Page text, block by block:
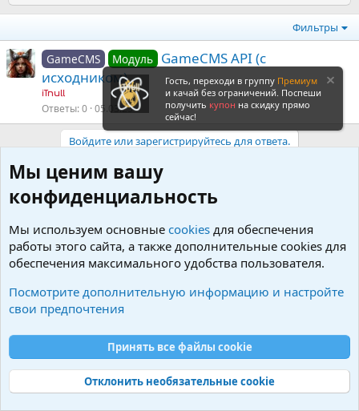
Фильтры
GameCMS Модуль GameCMS API (с
исходником)
iTnull
Ответы 0 05.03.25
Войдите или зарегистрируйтесь для ответа.
Гость, переходи в группу Премиум
и качай без ограничений. Поспеши
получить купон на скидку прямо
сейчас!
Мы ценим вашу
конфиденциальность
Мы используем основные cookies для обеспечения
работы этого сайта, а также дополнительные cookies для
обеспечения максимального удобства пользователя.
Посмотрите дополнительную информацию и настройте
свои предпочтения
Принять все файлы cookie
Отклонить необязательные cookie